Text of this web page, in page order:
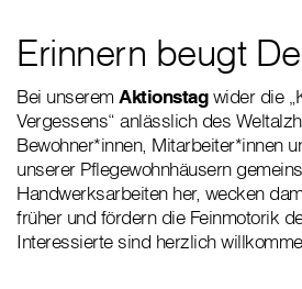
Erinnern beugt
Bei unserem Aktionstagwider die
Vergessens“ anlässlich des
Bewohner*innen, Mitarbeiter*innen
unserer Pflegewohnhäusern
Handwerksarbeiten her, wecken
früher und fördern die Feinmotorik
Interessierte sind herzlich